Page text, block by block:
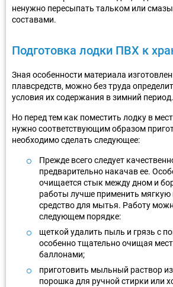
ненужно пересыпать тальком или
составами.
Подготовка лодки ПВХ к
Зная особенности материала
плавсредств, можно без труда
условия их содержания в зимний период.
Но перед тем как поместить лодку в
нужно соответствующим образом
необходимо сделать следующее:
Прежде всего следует
предварительно накачав ее.
очищается стык между дном и
работы лучше применить мягкую
средство для мытья. Работу
следующем порядке:
щеткой удалить пыль и грязь с
особенно тщательно очищая
баллонами;
приготовить мыльный раствор
порошка для ручной стирки или